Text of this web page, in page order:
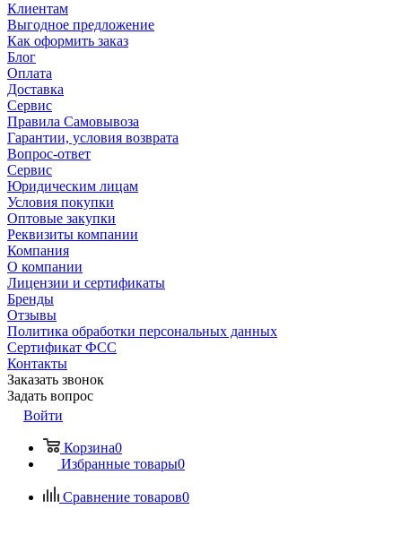
Клиентам
Выгодное предложение
Как оформить заказ
Блог
Оплата
Доставка
Сервис
Правила Самовывоза
Гарантии, условия возврата
Вопрос-ответ
Сервис
Юридическим лицам
Условия покупки
Оптовые закупки
Реквизиты компании
Компания
О компании
Лицензии и сертификаты
Бренды
Отзывы
Политика обработки персональных данных
Сертификат ФСС
Контакты
Заказать звонок
Задать вопрос
Войти
Корзина0
Избранные товары0
Сравнение товаров0